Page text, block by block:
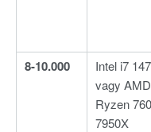
8-10.000
Intel i7
vagy AMD
Ryzen
7950X